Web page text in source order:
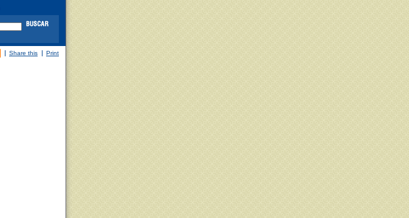
Share this Print